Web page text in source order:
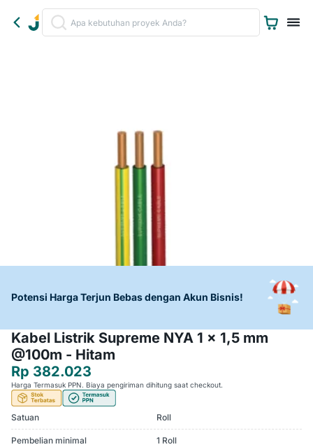
Potensi Harga Terjun Bebas dengan Akun Bisnis!
Kabel Listrik Supreme NYA 1 x 1,5 mm
@100m - Hitam
Rp 382.023
Harga Termasuk PPN. Biaya pengiriman dihitung saat checkout.
Satuan Roll
Pembelian minimal 1 Roll